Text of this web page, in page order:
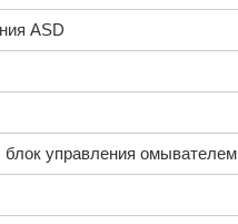
ASD
управления омывателем